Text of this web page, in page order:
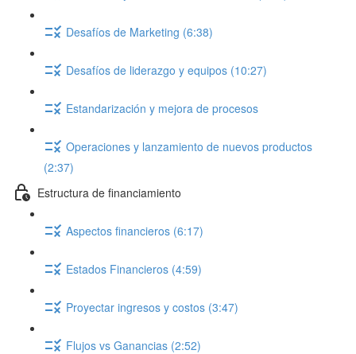
Desafíos de Marketing (6:38)
Desafíos de liderazgo y equipos (10:27)
Estandarización y mejora de procesos
Operaciones y lanzamiento de nuevos productos
(2:37)
Estructura de financiamiento
Aspectos financieros (6:17)
Estados Financieros (4:59)
Proyectar ingresos y costos (3:47)
Flujos vs Ganancias (2:52)